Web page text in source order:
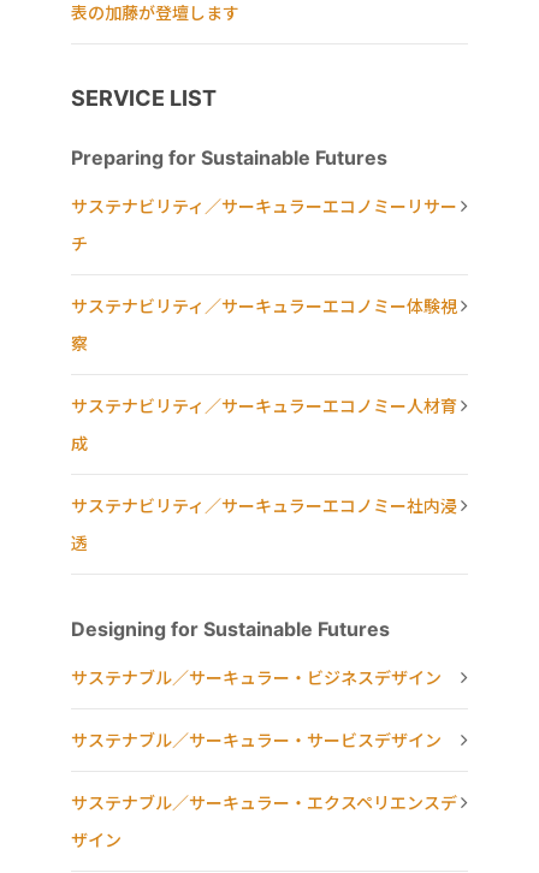
表の加藤が登壇します
SERVICE LIST
Preparing for Sustainable Futures
サステナビリティ／サーキュラーエコノミーリサー
チ
サステナビリティ／サーキュラーエコノミー体験視
察
サステナビリティ／サーキュラーエコノミー人材育
成
サステナビリティ／サーキュラーエコノミー社内浸
透
Designing for Sustainable Futures
サステナブル／サーキュラー・ビジネスデザイン
サステナブル／サーキュラー・サービスデザイン
サステナブル／サーキュラー・エクスペリエンスデ
ザイン